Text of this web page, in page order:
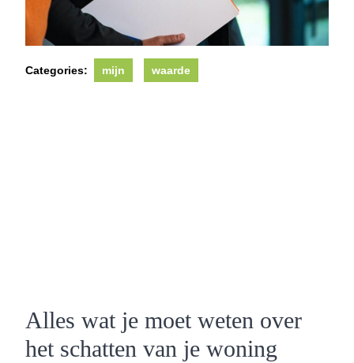
Categories: mijn waarde
Alles wat je moet weten over
het schatten van je woning